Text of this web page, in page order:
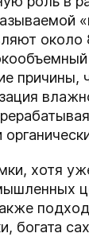
около
хотя
богата